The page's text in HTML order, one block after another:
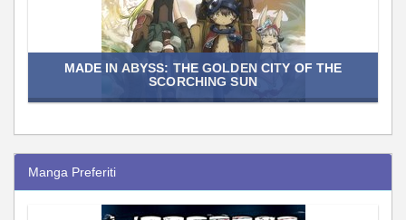
MADE IN ABYSS: THE GOLDEN CITY OF THE
SCORCHING SUN
Manga Preferiti